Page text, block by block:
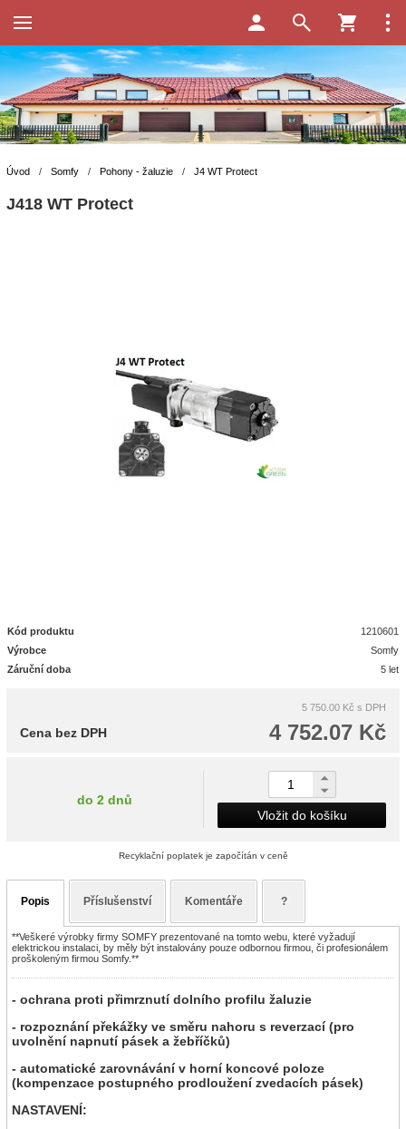
Úvod / Somfy / Pohony - žaluzie / J4 WT Protect
J418 WT Protect
Kód produktu
1210601
Výrobce
Somfy
Záruční doba
5 let
5 750.00 Kč s DPH
4 752.07 Kč
Cena bez DPH
do 2 dnů
Vložit do košíku
Recyklační poplatek je započítán v ceně
Popis Příslušenství Komentáře ?
**Veškeré výrobky firmy SOMFY prezentované na tomto webu, které vyžadují
elektrickou instalaci, by měly být instalovány pouze odbornou firmou, či profesionálem
proškoleným firmou Somfy.**
- ochrana proti přimrznutí dolního profilu žaluzie
- rozpoznání překážky ve směru nahoru s reverzací (pro
uvolnění napnutí pásek a žebříčků)
- automatické zarovnávání v horní koncové poloze
(kompenzace postupného prodloužení zvedacích pásek)
NASTAVENÍ: